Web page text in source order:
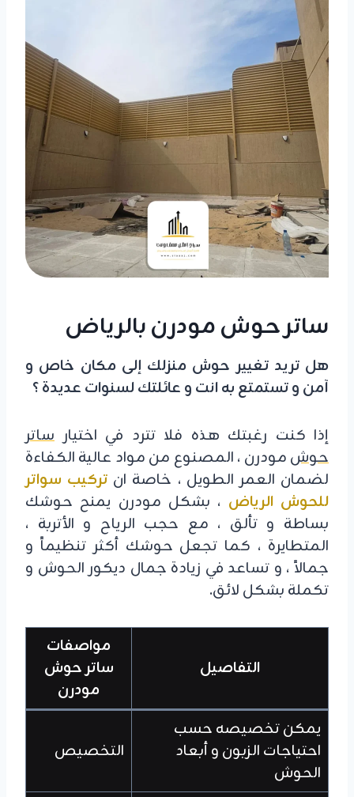
ساتر حوش مودرن بالرياض
هل تريد تغيير حوش منزلك إلى مكان خاص و
آمن و تستمتع به انت و عائلتك لسنوات عديدة ؟
إذا كنت رغبتك هذه فلا تترد في اختيار ساتر
حوش مودرن ، المصنوع من مواد عالية الكفاءة
لضمان العمر الطويل ، خاصة ان تركيب سواتر
للحوش الرياض ، بشكل مودرن يمنح حوشك
بساطة و تألق ، مع حجب الرياح و الأتربة ،
المتطايرة ، كما تجعل حوشك أكثر تنظيماً و
جمالاً ، و تساعد في زيادة جمال ديكور الحوش و
تكملة بشكل لائق.
التفاصيل
مواصفات
ساتر حوش
مودرن
يمكن تخصيصه حسب
احتياجات الزبون و أبعاد
الحوش
التخصيص